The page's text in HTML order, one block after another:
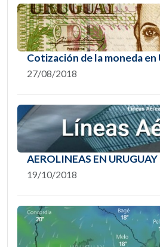
Cotización de la moneda
27/08/2018
AEROLINEAS EN URUGUAY
19/10/2018